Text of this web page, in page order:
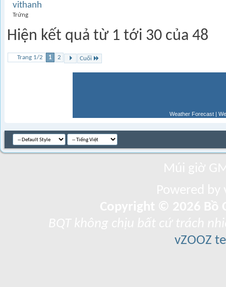
vithanh
Trứng
Hiện kết quả từ 1 tới 30 của 48
Trang 1/2 1 2 Cuối
Weather Forecast |
vZOOZ